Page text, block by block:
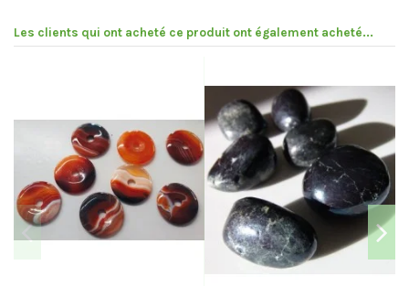
Les clients qui ont acheté ce produit ont également acheté...